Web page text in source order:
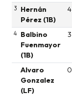
3
Hernán
Pérez (1B)
4
4
Balbino
Fuenmayor
(1B)
3
Alvaro
Gonzalez
(LF)
0